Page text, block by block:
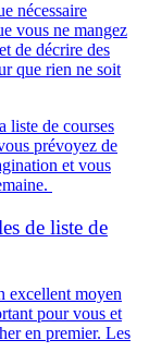
nécessaire
vous ne mangez
de décrire des
que rien ne soit
liste de courses
prévoyez de
et vous
de liste de
excellent moyen
pour vous et
en premier. Les